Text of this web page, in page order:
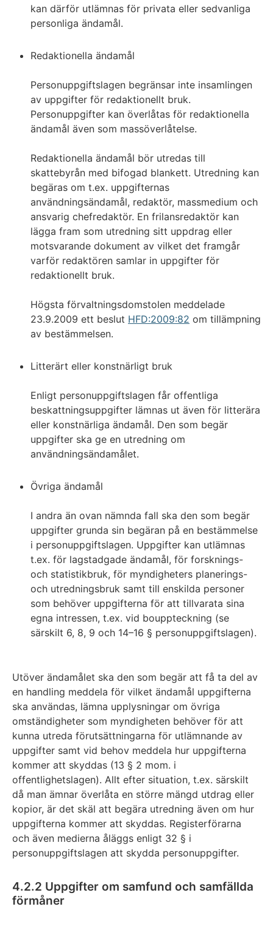
kan därför utlämnas för privata eller sedvanliga
personliga ändamål.
Redaktionella ändamål
Personuppgiftslagen begränsar inte insamlingen
av uppgifter för redaktionellt bruk.
Personuppgifter kan överlåtas för redaktionella
ändamål även som massöverlåtelse.
Redaktionella ändamål bör utredas till
skattebyrån med bifogad blankett. Utredning kan
begäras om t.ex. uppgifternas
användningsändamål, redaktör, massmedium och
ansvarig chefredaktör. En frilansredaktör kan
lägga fram som utredning sitt uppdrag eller
motsvarande dokument av vilket det framgår
varför redaktören samlar in uppgifter för
redaktionellt bruk.
Högsta förvaltningsdomstolen meddelade
23.9.2009 ett beslut HFD:2009:82 om tillämpning
av bestämmelsen.
Litterärt eller konstnärligt bruk
Enligt personuppgiftslagen får offentliga
beskattningsuppgifter lämnas ut även för litterära
eller konstnärliga ändamål. Den som begär
uppgifter ska ge en utredning om
användningsändamålet.
Övriga ändamål
I andra än ovan nämnda fall ska den som begär
uppgifter grunda sin begäran på en bestämmelse
i personuppgiftslagen. Uppgifter kan utlämnas
t.ex. för lagstadgade ändamål, för forsknings-
och statistikbruk, för myndigheters planerings-
och utredningsbruk samt till enskilda personer
som behöver uppgifterna för att tillvarata sina
egna intressen, t.ex. vid bouppteckning (se
särskilt 6, 8, 9 och 14–16 § personuppgiftslagen).
Utöver ändamålet ska den som begär att få ta del av
en handling meddela för vilket ändamål uppgifterna
ska användas, lämna upplysningar om övriga
omständigheter som myndigheten behöver för att
kunna utreda förutsättningarna för utlämnande av
uppgifter samt vid behov meddela hur uppgifterna
kommer att skyddas (13 § 2 mom. i
offentlighetslagen). Allt efter situation, t.ex. särskilt
då man ämnar överlåta en större mängd utdrag eller
kopior, är det skäl att begära utredning även om hur
uppgifterna kommer att skyddas. Registerförarna
och även medierna åläggs enligt 32 § i
personuppgiftslagen att skydda personuppgifter.
4.2.2 Uppgifter om samfund och samfällda
förmåner